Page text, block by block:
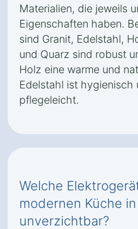
Materialien, die jeweils
Eigenschaften haben.
sind Granit, Edelstahl,
und Quarz sind robust
Holz eine warme und
Edelstahl ist hygienisch
pflegeleicht.
Welche
modernen Küche
unverzichtbar?